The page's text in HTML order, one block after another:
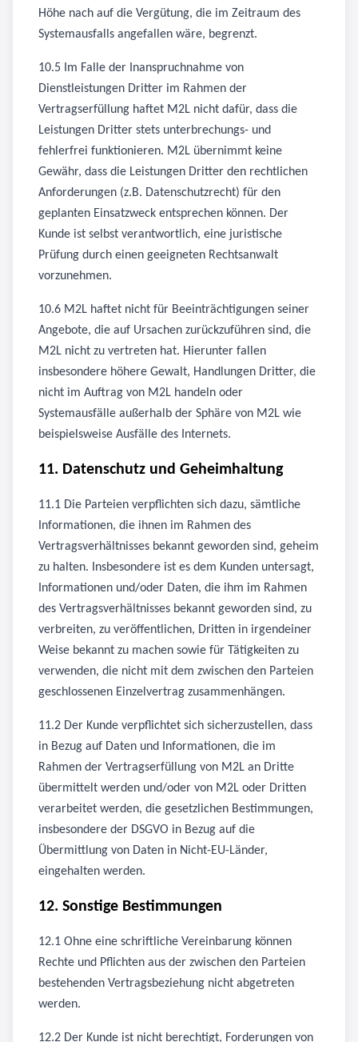
Höhe nach auf die Vergütung, die im Zeitraum des
Systemausfalls angefallen wäre, begrenzt.
10.5 Im Falle der Inanspruchnahme von
Dienstleistungen Dritter im Rahmen der
Vertragserfüllung haftet M2L nicht dafür, dass die
Leistungen Dritter stets unterbrechungs- und
fehlerfrei funktionieren. M2L übernimmt keine
Gewähr, dass die Leistungen Dritter den rechtlichen
Anforderungen (z.B. Datenschutzrecht) für den
geplanten Einsatzweck entsprechen können. Der
Kunde ist selbst verantwortlich, eine juristische
Prüfung durch einen geeigneten Rechtsanwalt
vorzunehmen.
10.6 M2L haftet nicht für Beeinträchtigungen seiner
Angebote, die auf Ursachen zurückzuführen sind, die
M2L nicht zu vertreten hat. Hierunter fallen
insbesondere höhere Gewalt, Handlungen Dritter, die
nicht im Auftrag von M2L handeln oder
Systemausfälle außerhalb der Sphäre von M2L wie
beispielsweise Ausfälle des Internets.
11. Datenschutz und Geheimhaltung
11.1 Die Parteien verpflichten sich dazu, sämtliche
Informationen, die ihnen im Rahmen des
Vertragsverhältnisses bekannt geworden sind, geheim
zu halten. Insbesondere ist es dem Kunden untersagt,
Informationen und/oder Daten, die ihm im Rahmen
des Vertragsverhältnisses bekannt geworden sind, zu
verbreiten, zu veröffentlichen, Dritten in irgendeiner
Weise bekannt zu machen sowie für Tätigkeiten zu
verwenden, die nicht mit dem zwischen den Parteien
geschlossenen Einzelvertrag zusammenhängen.
11.2 Der Kunde verpflichtet sich sicherzustellen, dass
in Bezug auf Daten und Informationen, die im
Rahmen der Vertragserfüllung von M2L an Dritte
übermittelt werden und/oder von M2L oder Dritten
verarbeitet werden, die gesetzlichen Bestimmungen,
insbesondere der DSGVO in Bezug auf die
Übermittlung von Daten in Nicht-EU-Länder,
eingehalten werden.
12. Sonstige Bestimmungen
12.1 Ohne eine schriftliche Vereinbarung können
Rechte und Pflichten aus der zwischen den Parteien
bestehenden Vertragsbeziehung nicht abgetreten
werden.
12.2 Der Kunde ist nicht berechtigt, Forderungen von